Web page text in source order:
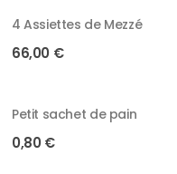
4 Assiettes de Mezzé
66,00 €
Petit sachet de pain
0,80 €